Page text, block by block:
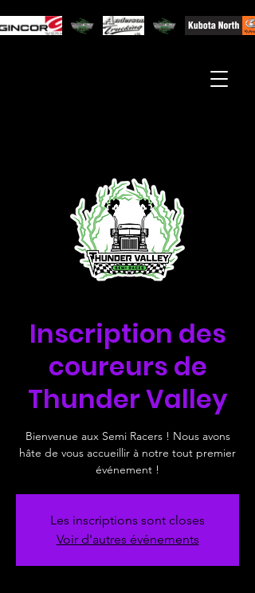
Inscription des
coureurs de
Thunder Valley
Bienvenue aux Semi Racers ! Nous avons
hâte de vous accueillir à notre tout premier
événement !
Les inscriptions sont closes
Voir d'autres événements